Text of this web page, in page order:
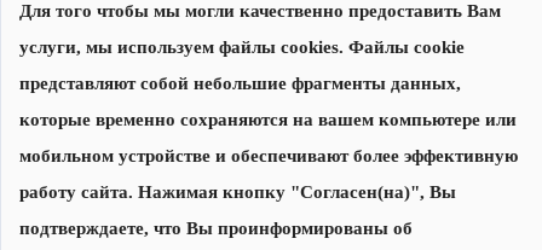
© 2026, Центр современной медицины
согласие на обработку
персональных данных
Сделано в
Запишитесь на прием
времени приема
Для того чтобы мы могли качественно предоставить Вам
услуги, мы используем файлы cookies. Файлы cookie
представляют собой небольшие фрагменты данных,
которые временно сохраняются на вашем компьютере или
мобильном устройстве и обеспечивают более эффективную
работу сайта. Нажимая кнопку "Согласен(на)", Вы
подтверждаете, что Вы проинформированы об